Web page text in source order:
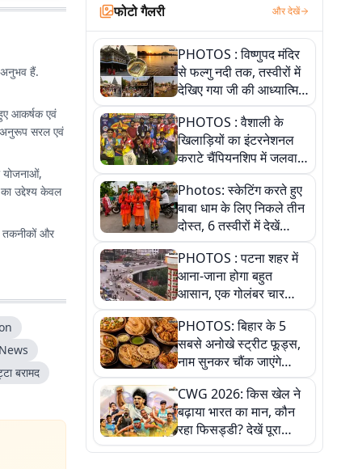
अनुभव हैं.
आकर्षक एवं
अनुरूप सरल एवं
योजनाओं,
उद्देश्य केवल
तकनीकों और
बरामद
फोटो गैलरी और देखें
PHOTOS : विष्णुपद मंदिर
से फल्गु नदी तक, तस्वीरों में
देखिए गया जी की आध्यात्मिक
पहचान
PHOTOS : वैशाली के
खिलाड़ियों का इंटरनेशनल
कराटे चैंपियनशिप में जलवा,
जीते 9 पदक, पांच तस्वीर से
देखिए पूरा खेल
Photos: स्केटिंग करते हुए
बाबा धाम के लिए निकले तीन
दोस्त, 6 तस्वीरों में देखें
आस्था और जुनून की कहानी
PHOTOS : पटना शहर में
आना-जाना होगा बहुत
आसान, एक गोलंबर चार
फ्लाईओवर को जोड़ेगा
PHOTOS: बिहार के 5
सबसे अनोखे स्ट्रीट फूड्स,
नाम सुनकर चौंक जाएंगे
लेकिन स्वाद ऐसा कि बार-बार
खाने का करेगा मन
CWG 2026: किस खेल ने
बढ़ाया भारत का मान, कौन
रहा फिसड्डी? देखें पूरा
रिपोर्ट कार्ड